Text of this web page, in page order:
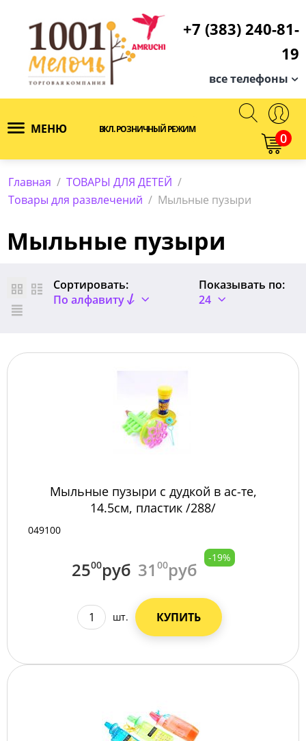
+7 (383) 240-81-
19
все телефоны
МЕНЮ ВКЛ. РОЗНИЧНЫЙ РЕЖИМ
0
Главная / ТОВАРЫ ДЛЯ ДЕТЕЙ /
Товары для развлечений / Мыльные пузыри
Мыльные пузыри
Сортировать:
По алфавиту
Показывать по:
24
Мыльные пузыри с дудкой в ас-те,
14.5см, пластик /288/
049100
2500руб 31 00руб
-19%
шт. КУПИТЬ